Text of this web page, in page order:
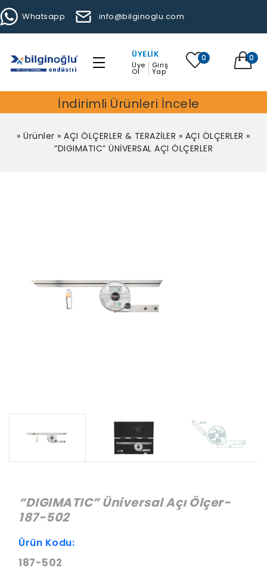
Whatsapp info@bilginoglu.com
ÜYELIK
Üye
Ol
Giriş
Yap
0 0
İndirimli Ürünleri İncele
»Ürünler »AÇI ÖLÇERLER & TERAZİLER » AÇI ÖLÇERLER »
“DIGIMATIC” ÜNİVERSAL AÇI ÖLÇERLER
“DIGIMATIC” Üniversal Açı Ölçer-
187-502
Ürün Kodu:
187-502